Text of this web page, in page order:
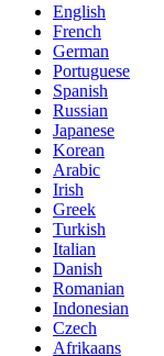
English
French
German
Portuguese
Spanish
Russian
Japanese
Korean
Arabic
Irish
Greek
Turkish
Italian
Danish
Romanian
Indonesian
Czech
Afrikaans